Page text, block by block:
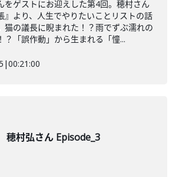
をゲストにお迎えした第4回。穂村さん
』より、人生でやりたいことリストの話
猫の議長に睨まれた！？雨でずぶ濡れの
？「誤作動」から生まれる「憧...
|00:21:00
穂村弘さん Episode_3